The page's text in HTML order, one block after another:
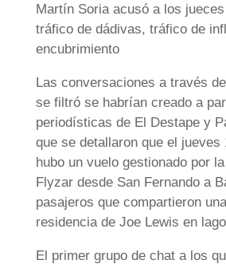
Martín Soria acusó a los
tráfico de dádivas, tráfico de
encubrimiento
Las conversaciones a través
se filtró se habrían creado a
periodísticas de El Destape y
que se detallaron que el jueves
hubo un vuelo gestionado por
Flyzar desde San Fernando a
pasajeros que compartieron
residencia de Joe Lewis en
El primer grupo de chat a los